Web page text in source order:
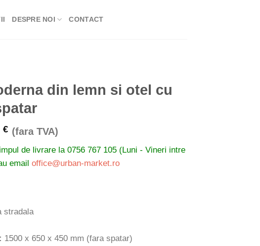
DESPRE NOI CONTACT
din lemn si otel cu
€ Interval
prețuri:
360 €
(fara TVA)
de livrare la 0756 767 105 (Luni - Vineri intre
email office@urban-market.ro
stradala
1500 x 650 x 450 mm (fara spatar)